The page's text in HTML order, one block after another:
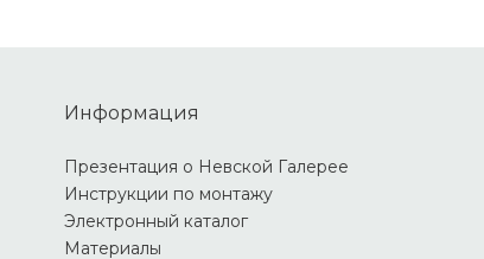
Информация
Презентация о Невской Галерее
Инструкции по монтажу
Электронный каталог
Материалы